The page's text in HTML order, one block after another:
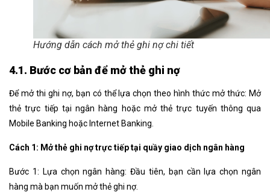
Hướng dẫn cách mở thẻ ghi nợ chi tiết
4.1. Bước cơ bản để mở thẻ ghi nợ
Để mở thi ghi nợ, bạn có thể lựa chọn theo hình thức mở thức: Mở
thẻ trực tiếp tại ngân hàng hoặc mở thẻ trực tuyến thông qua
Mobile Banking hoặc Internet Banking.
Cách 1: Mở thẻ ghi nợ trực tiếp tại quầy giao dịch ngân hàng
Bước 1: Lựa chọn ngân hàng: Đầu tiên, bạn cần lựa chọn ngân
hàng mà bạn muốn mở thẻ ghi nợ.